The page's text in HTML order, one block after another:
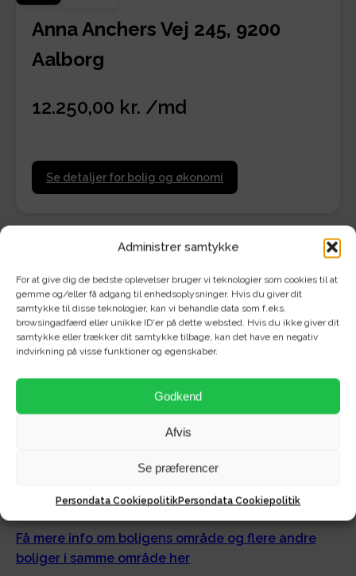
Administrer samtykke
For at give dig de bedste oplevelser bruger vi teknologier som cookies til at
gemme og/eller få adgang til enhedsoplysninger. Hvis du giver dit
samtykke til disse teknologier, kan vi behandle data som f.eks.
browsingadfærd eller unikke ID'er på dette websted. Hvis du ikke giver dit
samtykke eller trækker dit samtykke tilbage, kan det have en negativ
indvirkning på visse funktioner og egenskaber.
Godkend
Afvis
Se præferencer
Persondata CookiepolitikPersondata Cookiepolitik
Anna Anchers Vej 245, 9200
Aalborg
12.250,00 kr. /md
Se detaljer for bolig og økonomi
Om området - Anna Anchers
Vej
Velkommen til Anna Anchers Vej på det populære og
attraktive Hasseris Enge tæt på Aalborg centrum med
flot udsigt og i naturskønne omgivelser.
alligevel i rolige og naturskønne omgivelser med smuk
udsigt ud over de mange flotte marker...
Få mere info om boligens område og flere andre
boliger i samme område her